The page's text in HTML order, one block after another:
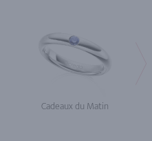
Cadeaux du Matin